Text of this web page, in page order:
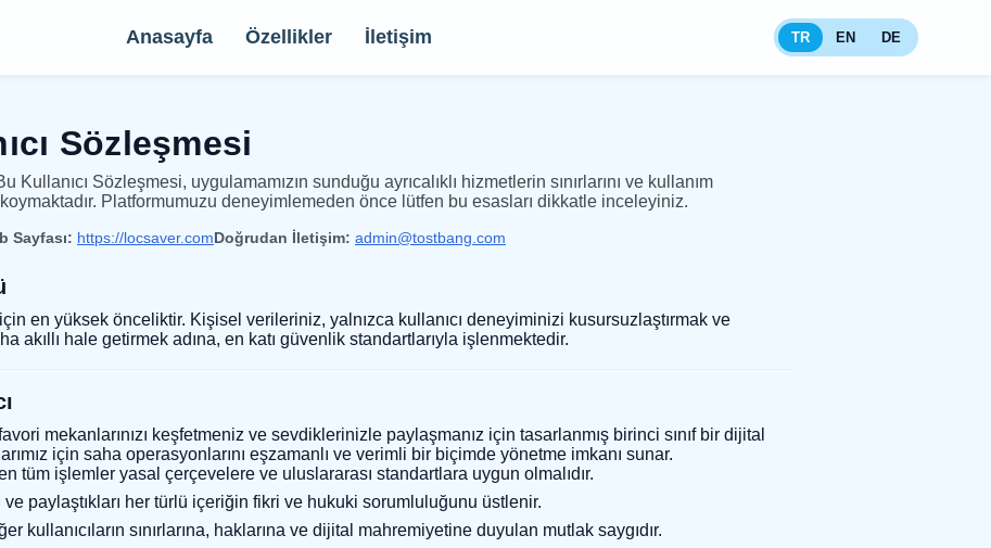
Anasayfa Özellikler İletişim TR EN DE
Sözleşmesi
Sözleşmesi, uygulamamızın sunduğu ayrıcalıklı hizmetlerin sınırlarını ve kullanım
Platformumuzu deneyimlemeden önce lütfen bu esasları dikkatle inceleyiniz.
Sayfası: https://locsaver.comDoğrudan İletişim: admin@tostbang.com
en yüksek önceliktir. Kişisel verileriniz, yalnızca kullanıcı deneyiminizi kusursuzlaştırmak ve
akıllı hale getirmek adına, en katı güvenlik standartlarıyla işlenmektedir.
mekanlarınızı keşfetmeniz ve sevdiklerinizle paylaşmanız için tasarlanmış birinci sınıf bir dijital
için saha operasyonlarını eşzamanlı ve verimli bir biçimde yönetme imkanı sunar.
tüm işlemler yasal çerçevelere ve uluslararası standartlara uygun olmalıdır.
ve paylaştıkları her türlü içeriğin fikri ve hukuki sorumluluğunu üstlenir.
kullanıcıların sınırlarına, haklarına ve dijital mahremiyetine duyulan mutlak saygıdır.